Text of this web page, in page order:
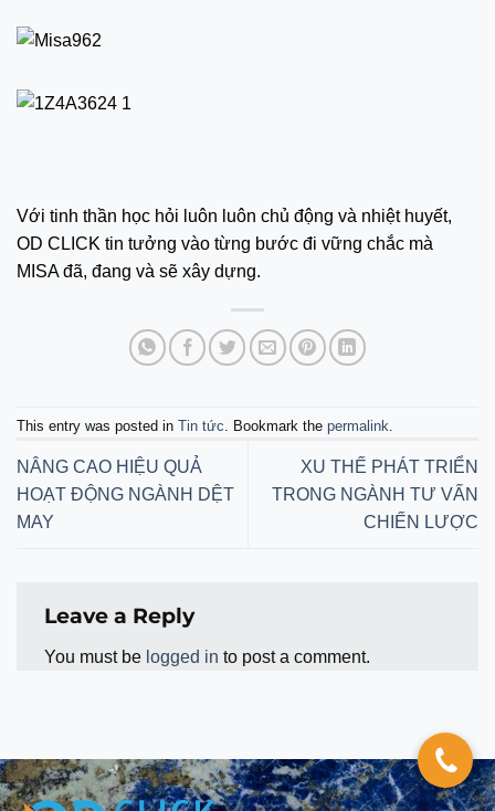
Với tinh thần học hỏi luôn luôn chủ động và nhiệt huyết,
OD CLICK tin tưởng vào từng bước đi vững chắc mà
MISA đã, đang và sẽ xây dựng.
This entry was posted in Tin tức . Bookmark the permalink
NÂNG CAO HIỆU QUẢ
HOẠT ĐỘNG NGÀNH DỆT
MAY
XU THẾ PHÁT TRIỂN
TRONG NGÀNH TƯ VẤN
CHIẾN LƯỢC
Leave a Reply
You must be logged in to post a comment.